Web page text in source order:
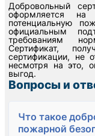
Добровольный
оформляется на
потенциальную
официальным
требованиям
Сертификат,
сертификации, не
несмотря на это,
выгод.
Вопросы и
Что такое
пожарной